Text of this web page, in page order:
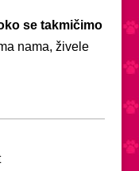
se takmičimo
nama, živele